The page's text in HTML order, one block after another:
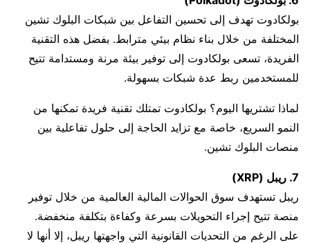
بولكادوت تهدف إلى تحسين التفاعل بين شبكات البلوك تشين
المختلفة من خلال بناء نظام بيئي مترابط. بفضل هذه التقنية
الفريدة، تسعى بولكادوت إلى توفير بيئة مرنة ومستدامة تتيح
للمستخدمين ربط عدة شبكات بسهولة.
لماذا تشتريها اليوم؟ بولكادوت تمتلك تقنية فريدة تمكنها من
النمو السريع، خاصة مع تزايد الحاجة إلى حلول تفاعلية بين
منصات البلوك تشين.
7. ريبل (XRP)
ريبل تستهدف سوق الحوالات المالية العالمية من خلال توفير
منصة تتيح إجراء التحويلات بسرعة وكفاءة بتكلفة منخفضة.
على الرغم من التحديات القانونية التي واجهتها ريبل، إلا أنها لا